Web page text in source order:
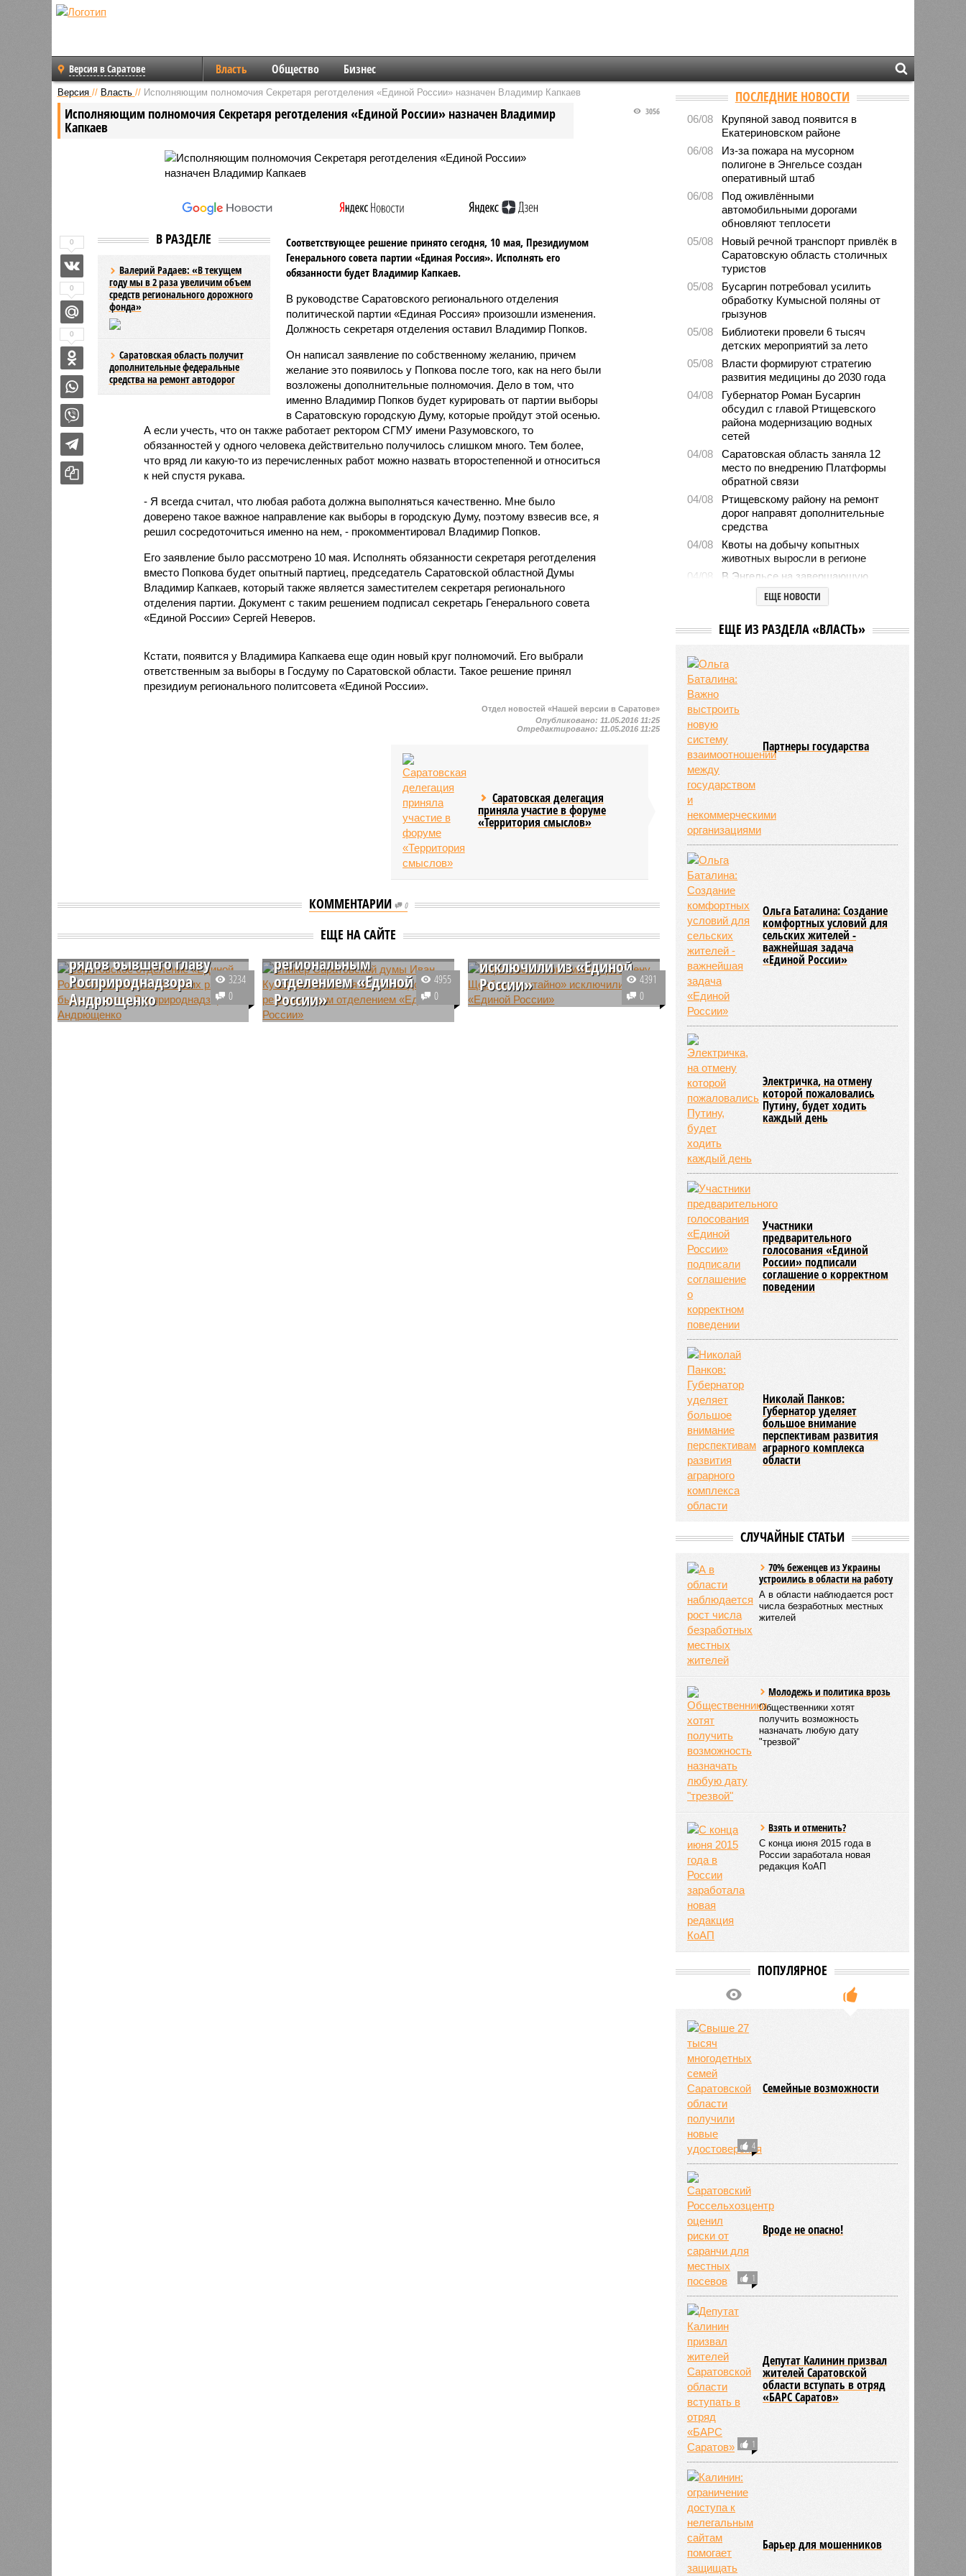
Версия в Саратове Власть Общество Бизнес
Версия // Власть // Исполняющим полномочия Секретаря реготделения «Единой России» назначен Владимир Капкаев
Исполняющим полномочия Секретаря реготделения «Единой России» назначен Владимир
Капкаев
3056
В РАЗДЕЛЕ
Валерий Радаев: «В текущем
году мы в 2 раза увеличим объем
средств регионального дорожного
фонда»
Саратовская область получит
дополнительные федеральные
средства на ремонт автодорог
Соответствующее решение принято сегодня, 10 мая, Президиумом
Генерального совета партии «Единая Россия». Исполнять его
обязанности будет Владимир Капкаев.
В руководстве Саратовского регионального отделения
политической партии «Единая Россия» произошли изменения.
Должность секретаря отделения оставил Владимир Попков.
Он написал заявление по собственному желанию, причем
желание это появилось у Попкова после того, как на него были
возложены дополнительные полномочия. Дело в том, что
именно Владимир Попков будет курировать от партии выборы
в Саратовскую городскую Думу, которые пройдут этой осенью.
А если учесть, что он также работает ректором СГМУ имени Разумовского, то
обязанностей у одного человека действительно получилось слишком много. Тем более,
что вряд ли какую-то из перечисленных работ можно назвать второстепенной и относиться
к ней спустя рукава.
- Я всегда считал, что любая работа должна выполняться качественно. Мне было
доверено такое важное направление как выборы в городскую Думу, поэтому взвесив все, я
решил сосредоточиться именно на нем, - прокомментировал Владимир Попков.
Его заявление было рассмотрено 10 мая. Исполнять обязанности секретаря реготделения
вместо Попкова будет опытный партиец, председатель Саратовской областной Думы
Владимир Капкаев, который также является заместителем секретаря регионального
отделения партии. Документ с таким решением подписал секретарь Генерального совета
«Единой России» Сергей Неверов.
Кстати, появится у Владимира Капкаева еще один новый круг полномочий. Его выбрали
ответственным за выборы в Госдуму по Саратовской области. Такое решение принял
президиум регионального политсовета «Единой России».
0
0
0
Отдел новостей «Нашей версии в Саратове»
Опубликовано: 11.05.2016 11:25
Отредактировано: 11.05.2016 11:25
Саратовская делегация
приняла участие в форуме
«Территория смыслов»
КОММЕНТАРИИ 0
ЕЩЕ НА САЙТЕ
Саратовское отделение
исключило из своих
рядов бывшего главу
Росприроднадзора
Андрющенко
В Саратове на заседании
3234
0
Спикер Саратовской
думы Иван Кузьмин
отказался от руководства
региональным
отделением «Единой
России»
Иван Кузьмин, переизбранный в
4955
0
Саратовского экс-
министра Елену
исключили из «Единой
России»
В Саратовской области экс-
4391
0
ПОСЛЕДНИЕ НОВОСТИ
06/08
Крупяной завод появится в
Екатериновском районе
06/08
Из-за пожара на мусорном
полигоне в Энгельсе создан
оперативный штаб
06/08
Под оживлёнными
автомобильными дорогами
обновляют теплосети
05/08
Новый речной транспорт привлёк в
Саратовскую область столичных
туристов
05/08
Бусаргин потребовал усилить
обработку Кумысной поляны от
грызунов
05/08
Библиотеки провели 6 тысяч
детских мероприятий за лето
05/08
Власти формируют стратегию
развития медицины до 2030 года
04/08
Губернатор Роман Бусаргин
обсудил с главой Ртищевского
района модернизацию водных
сетей
04/08
Саратовская область заняла 12
место по внедрению Платформы
обратной связи
04/08
Ртищевскому району на ремонт
дорог направят дополнительные
средства
04/08
Квоты на добычу копытных
животных выросли в регионе
04/08
В Энгельсе на завершающую
стадию вышли работы по
капремонту краеведческого музея
стратегий развития для всех
03/08
В регионе утвердили новый
порядок согласования планировки
03/08
17 тысяч исследований на
в Ртищевской больнице
ЕЩЕ НОВОСТИ
ЕЩЕ ИЗ РАЗДЕЛА «ВЛАСТЬ»
Партнеры государства
Ольга Баталина: Создание
комфортных условий для
сельских жителей -
важнейшая задача
«Единой России»
Электричка, на отмену
которой пожаловались
Путину, будет ходить
каждый день
Участники
предварительного
голосования «Единой
России» подписали
соглашение о корректном
поведении
Николай Панков:
Губернатор уделяет
большое внимание
перспективам развития
аграрного комплекса
области
СЛУЧАЙНЫЕ СТАТЬИ
70% беженцев из Украины
устроились в области на работу
А в области наблюдается рост
числа безработных местных
жителей
Молодежь и политика врозь
Общественники хотят
получить возможность
назначать любую дату
"трезвой"
Взять и отменить?
С конца июня 2015 года в
России заработала новая
редакция КоАП
ПОПУЛЯРНОЕ
4
Семейные возможности
1
Вроде не опасно!
1
Депутат Калинин призвал
жителей Саратовской
области вступать в отряд
«БАРС Саратов»
Барьер для мошенников